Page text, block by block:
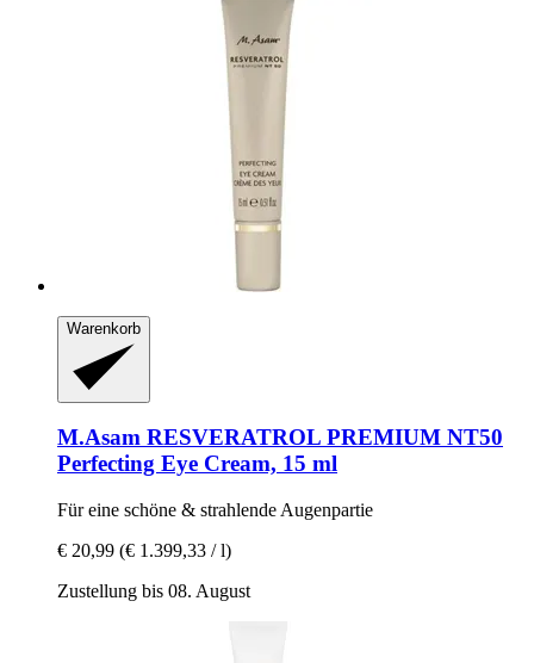
Warenkorb
M.Asam RESVERATROL PREMIUM NT50
Perfecting Eye Cream, 15 ml
Für eine schöne & strahlende Augenpartie
€ 20,99 (€ 1.399,33 / l)
Zustellung bis 08. August